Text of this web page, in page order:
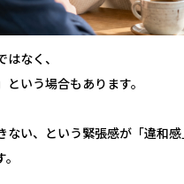
はなく、
という場合もあります。
ない、という緊張感が「違和